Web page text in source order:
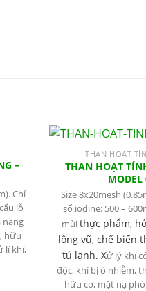
–
Chỉ
lỗ
năng
hữu
lí khí,
THAN HOẠT
THAN HOẠT
MODEL
Size 8x20mesh
số iodine: 500 –
mùithực phẩm,
lông vũ, chế biến
tủ lạnh. Xử lý khí
độc, khí bị ô nhiễm,
hữu cơ, mặt nạ